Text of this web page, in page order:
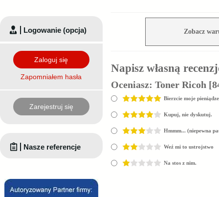
Zobacz
Napisz własną
Oceniasz: Toner Ricoh
Bierzcie moje
Kupuj, nie dyskutuj.
Hmmm... (niepewna
Weź mi to ustrojstwo
Na stos z nim.
Logowanie (opcja)
Zaloguj się
Zapomniałem hasła
Zarejestruj się
Nasze referencje